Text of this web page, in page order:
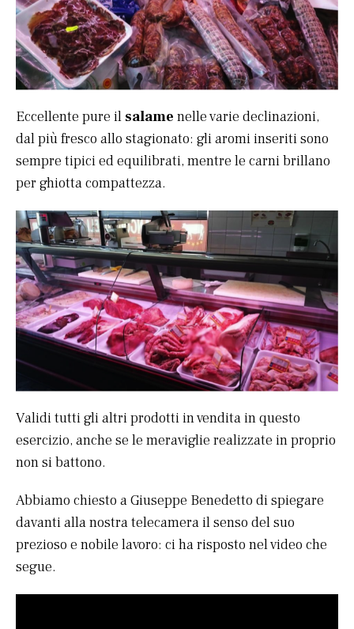
Eccellente pure il salame nelle varie declinazioni,
dal più fresco allo stagionato: gli aromi inseriti sono
sempre tipici ed equilibrati, mentre le carni brillano
per ghiotta compattezza.
Validi tutti gli altri prodotti in vendita in questo
esercizio, anche se le meraviglie realizzate in proprio
non si battono.
Abbiamo chiesto a Giuseppe Benedetto di spiegare
davanti alla nostra telecamera il senso del suo
prezioso e nobile lavoro: ci ha risposto nel video che
segue.